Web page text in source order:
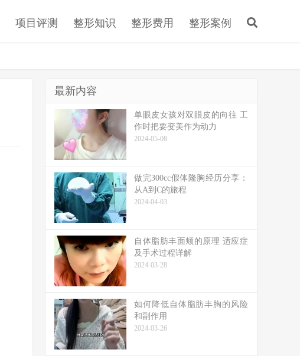
项目评测 整形知识 整形费用 整形案例
最新内容
单眼皮女孩对双眼皮的向往 工
作时把要变美作为动力
2024-05-08
做完300cc假体隆胸经历分享：
从A到C的旅程
2024-04-03
自体脂肪丰面颊的原理 适应症
及手术过程详解
2024-03-28
如何降低自体脂肪丰胸的风险
和副作用
2024-03-26